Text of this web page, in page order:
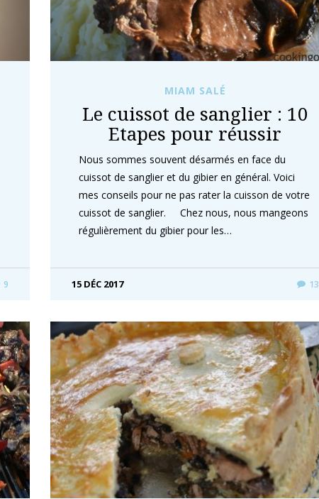
9
MIAM SALÉ
Le cuissot de sanglier : 10
Etapes pour réussir
Nous sommes souvent désarmés en face du
cuissot de sanglier et du gibier en général. Voici
mes conseils pour ne pas rater la cuisson de votre
cuissot de sanglier. Chez nous, nous mangeons
régulièrement du gibier pour les…
15 DÉC 2017 13